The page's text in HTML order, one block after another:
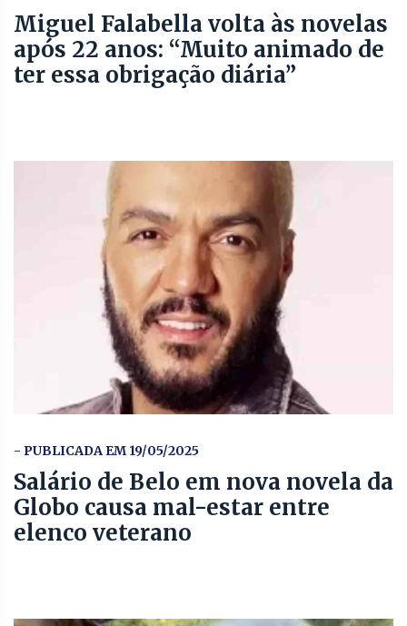
Miguel Falabella volta às novelas
após 22 anos: “Muito animado de
ter essa obrigação diária”
- PUBLICADA EM 19/05/2025
Salário de Belo em nova novela da
Globo causa mal-estar entre
elenco veterano